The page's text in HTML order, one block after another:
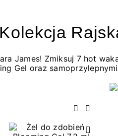
Kolekcja
James! Zmiksuj 7 hot
Gel oraz
Poprzedni